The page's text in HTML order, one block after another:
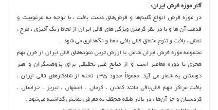
آثار موزه فرش ایران:
در موزه فرش انواع گلیم‌ها و فرش‌های دست بافت‌ ، با توجه به مرغوبیت و
قدمت آن‌ ها و با در نظر گرفتن ویژگی‌ های قالی ایران از لحاظ رنگ آمیزی‌ ، طرح‌ ،
نقش‌ ، بافت و تنوع مناطق قالی بافی حفظ و نگه‌داری می‌ شود .
مجموعه موزه فرش ایران شامل با ارزش‌ ترین نمونه‌های قالی ایران از قرن نهم
هجری تا دوره معاصر است و از منابع غنی تحقیقی برای پژوهشگران و هنر
دوستان به شمار می آید. معمولاً حدود ۱۳۵ تخته از شاه‌كارهای قالی ایران‌ ،
بافت مراكز مهم قالی‌بافی مانند كاشان‌ ، كرمان‌ ، اصفهان‌ ، تبریز ، خراسان‌ ،
كردستان و جز آن‌ها ، در تالار طبقه هم‌كف به معرض نمایش گذاشته می‌شود .